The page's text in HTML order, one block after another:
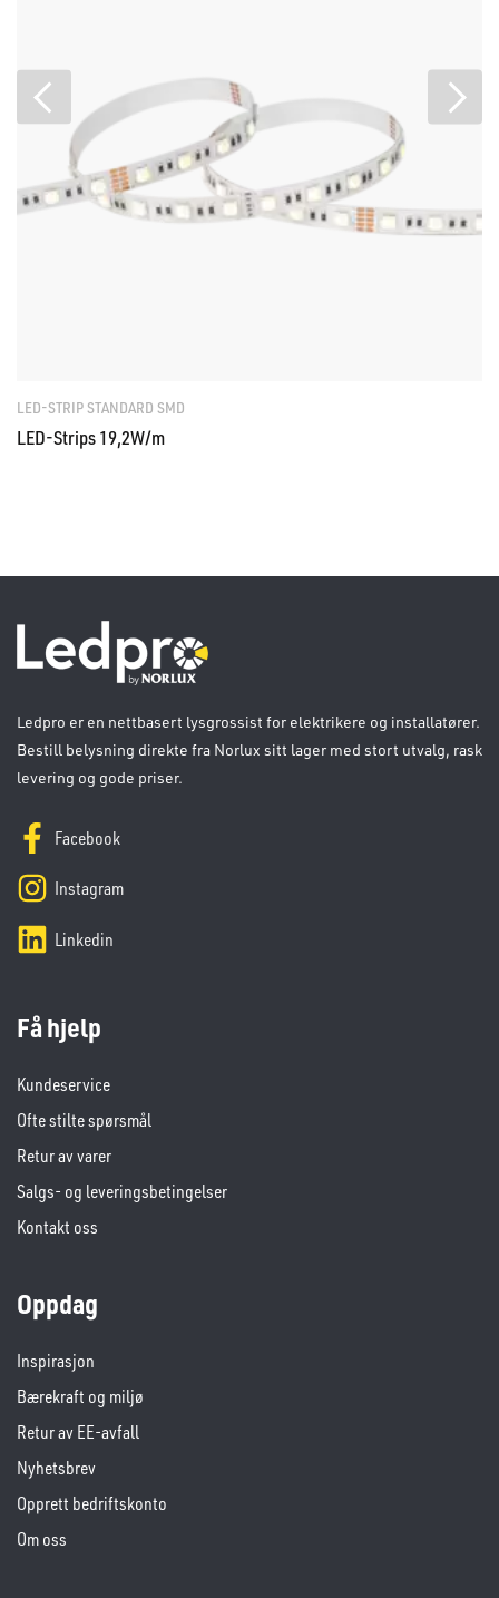
LED-STRIP STANDARD SMD
LED-Strips 19,2W/m
Ledpro er en nettbasert lysgrossist for elektrikere og installatører.
Bestill belysning direkte fra Norlux sitt lager med stort utvalg, rask
levering og gode priser.
Facebook
Instagram
Linkedin
Få hjelp
Kundeservice
Ofte stilte spørsmål
Retur av varer
Salgs- og leveringsbetingelser
Kontakt oss
Oppdag
Inspirasjon
Bærekraft og miljø
Retur av EE-avfall
Nyhetsbrev
Opprett bedriftskonto
Om oss